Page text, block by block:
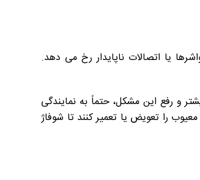
یا اتصالات ناپایدار رخ می دهد.
و رفع این مشکل، حتماً به نمایندگی
را تعویض یا تعمیر کنند تا شوفاژ